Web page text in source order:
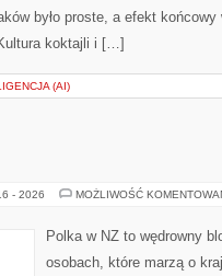
było proste, a efekt końcowy
koktajli i […]
(AI)
- 2026 MOŻLIWOŚĆ
Polka w NZ to wędrowny
osobach, które marzą o